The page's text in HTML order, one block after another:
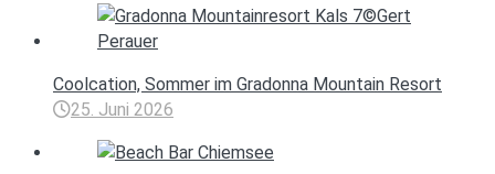
Coolcation, Sommer im Gradonna Mountain Resort
25. Juni 2026